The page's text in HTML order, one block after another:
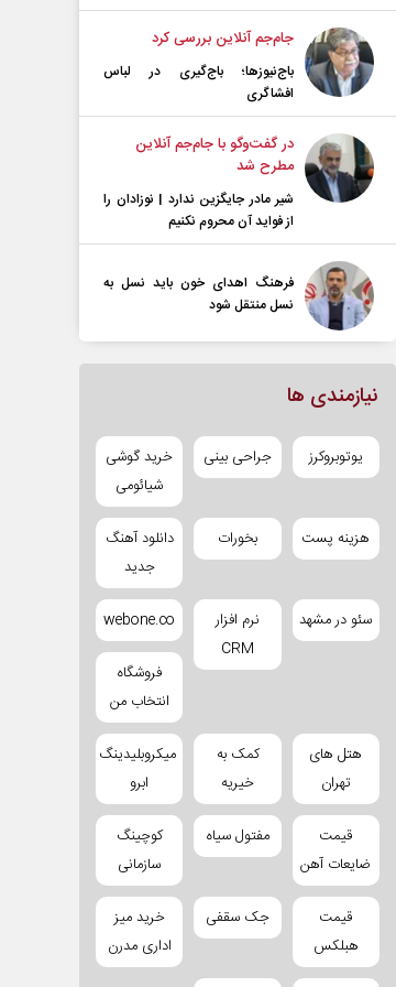
جام‌جم آنلاین بررسی کرد
باج‌نیوزها؛ باج‌گیری در لباس
افشاگری
در گفت‌و‌گو با جام‌جم آنلاین
مطرح شد
شیر مادر جایگزین ندارد | نوزادان را
از فواید آن محروم نکنیم
فرهنگ اهدای خون باید نسل به
نسل منتقل شود
نیازمندی ها
یوتوبروکرز جراحی بینی
خرید گوشی
شیائومی
هزینه پست بخورات
دانلود آهنگ
جدید
سئو در مشهد
نرم افزار
CRM
webone.co
فروشگاه
انتخاب من
هتل های
تهران
کمک به
خیریه
میکروبلیدینگ
ابرو
قیمت
ضایعات آهن
مفتول سیاه
کوچینگ
سازمانی
قیمت
هبلکس
جک سقفی
خرید میز
اداری مدرن